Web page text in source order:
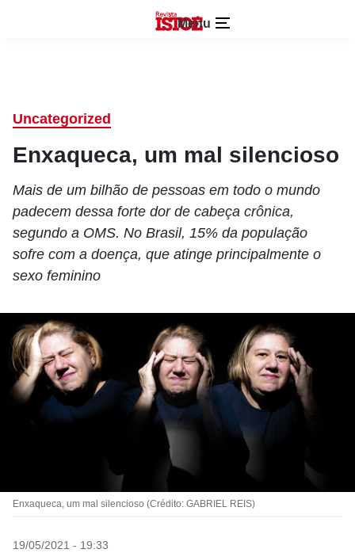
Menu
Uncategorized
Enxaqueca, um mal silencioso
Mais de um bilhão de pessoas em todo o mundo
padecem dessa forte dor de cabeça crônica,
segundo a OMS. No Brasil, 15% da população
sofre com a doença, que atinge principalmente o
sexo feminino
Enxaqueca, um mal silencioso (Crédito: GABRIEL REIS)
19/05/2021 - 19:33